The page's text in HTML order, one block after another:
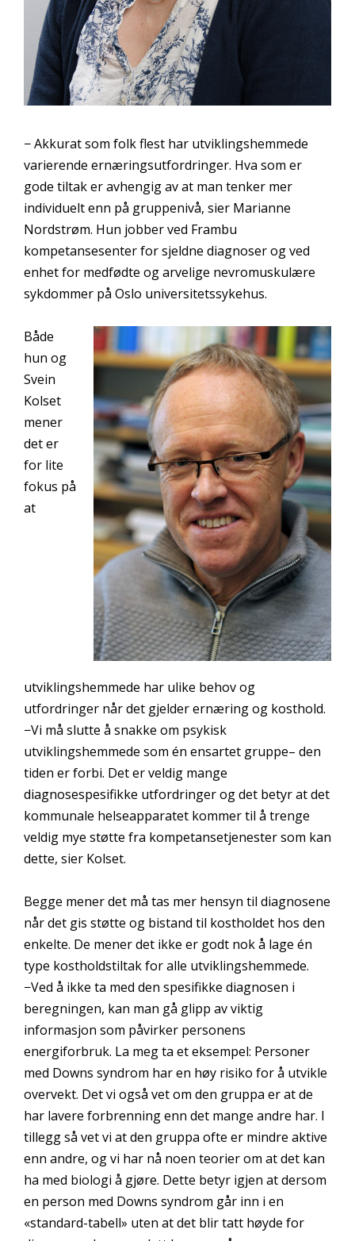
− Akkurat som folk flest har utviklingshemmede
varierende ernæringsutfordringer. Hva som er
gode tiltak er avhengig av at man tenker mer
individuelt enn på gruppenivå, sier Marianne
Nordstrøm. Hun jobber ved Frambu
kompetansesenter for sjeldne diagnoser og ved
enhet for medfødte og arvelige nevromuskulære
sykdommer på Oslo universitetssykehus.
Både
hun og
Svein
Kolset
mener
det er
for lite
fokus på
at
utviklingshemmede har ulike behov og
utfordringer når det gjelder ernæring og kosthold.
−Vi må slutte å snakke om psykisk
utviklingshemmede som én ensartet gruppe– den
tiden er forbi. Det er veldig mange
diagnosespesifikke utfordringer og det betyr at det
kommunale helseapparatet kommer til å trenge
veldig mye støtte fra kompetansetjenester som kan
dette, sier Kolset.
Begge mener det må tas mer hensyn til diagnosene
når det gis støtte og bistand til kostholdet hos den
enkelte. De mener det ikke er godt nok å lage én
type kostholdstiltak for alle utviklingshemmede.
−Ved å ikke ta med den spesifikke diagnosen i
beregningen, kan man gå glipp av viktig
informasjon som påvirker personens
energiforbruk. La meg ta et eksempel: Personer
med Downs syndrom har en høy risiko for å utvikle
overvekt. Det vi også vet om den gruppa er at de
har lavere forbrenning enn det mange andre har. I
tillegg så vet vi at den gruppa ofte er mindre aktive
enn andre, og vi har nå noen teorier om at det kan
ha med biologi å gjøre. Dette betyr igjen at dersom
en person med Downs syndrom går inn i en
«standard-tabell» uten at det blir tatt høyde for